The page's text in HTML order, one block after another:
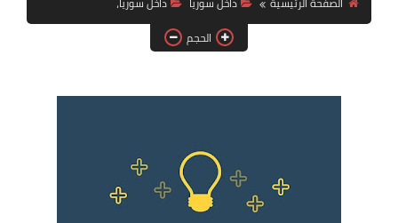
فرص عمل في العراق
فرص عمل في اليمن
فرص عمل في السودان
الحجم